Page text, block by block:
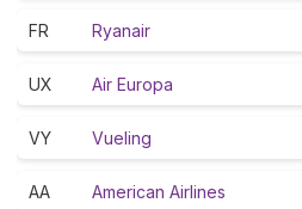
FR Ryanair
UX Air Europa
VY Vueling
AA American Airlines